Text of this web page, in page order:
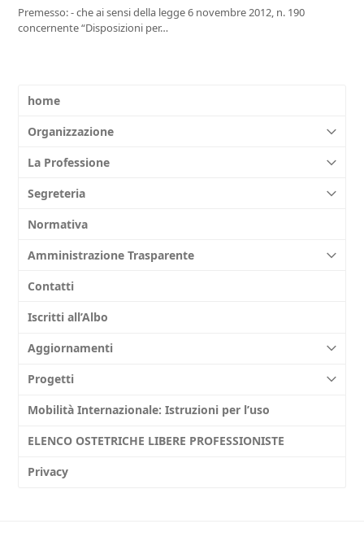
Premesso: - che ai sensi della legge 6 novembre 2012, n. 190
concernente “Disposizioni per…
home
Organizzazione
La Professione
Segreteria
Normativa
Amministrazione Trasparente
Contatti
Iscritti all’Albo
Aggiornamenti
Progetti
Mobilità Internazionale: Istruzioni per l’uso
ELENCO OSTETRICHE LIBERE PROFESSIONISTE
Privacy